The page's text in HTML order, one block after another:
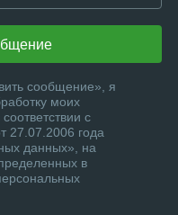
сообщение», я
моих
с
27.07.2006 года
данных», на
в